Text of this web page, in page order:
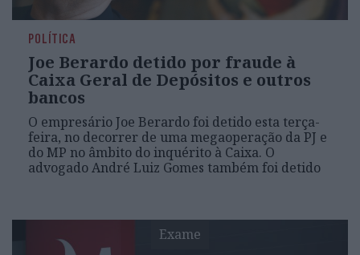
POLÍTICA
Joe Berardo detido por fraude à
Caixa Geral de Depósitos e outros
bancos
O empresário Joe Berardo foi detido esta terça-
feira, no decorrer de uma megaoperação da PJ e
do MP no âmbito do inquérito à Caixa. O
advogado André Luiz Gomes também foi detido
Exame